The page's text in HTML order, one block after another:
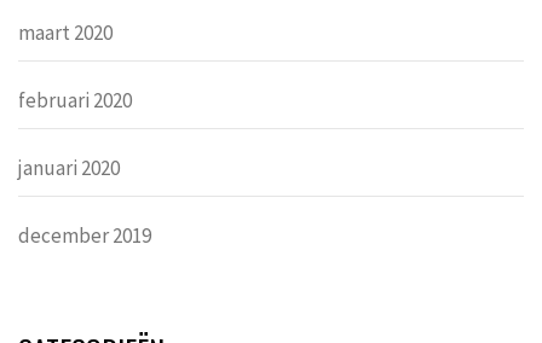
maart 2020
februari 2020
januari 2020
december 2019